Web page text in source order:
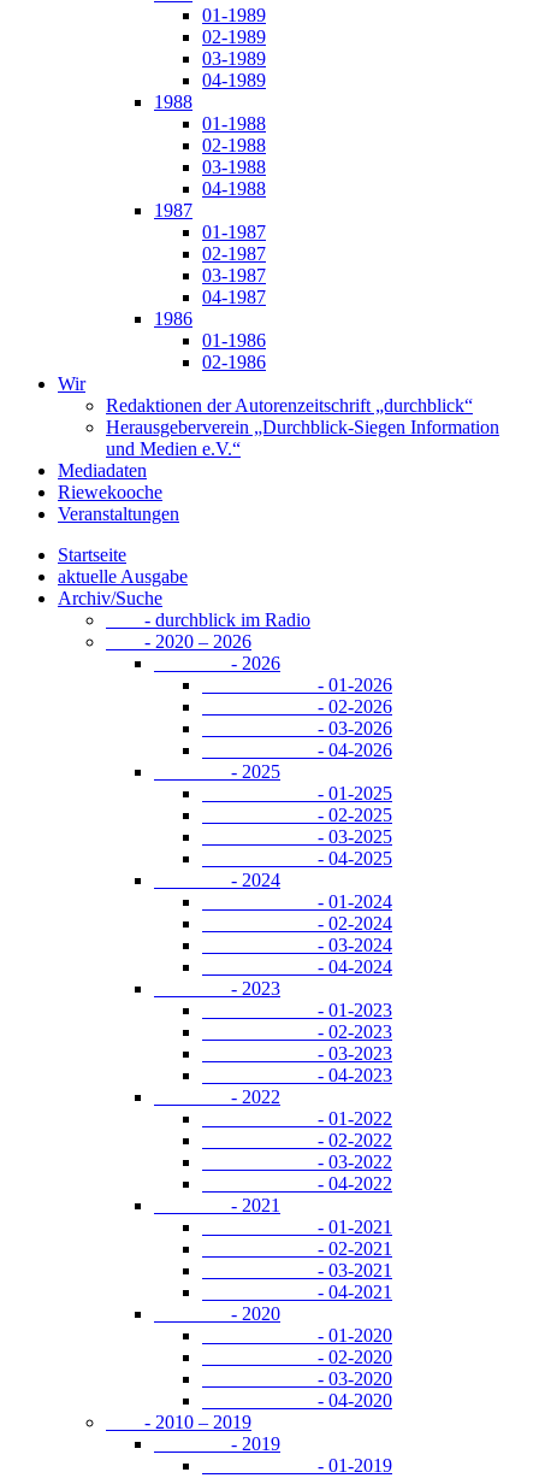
01-1989
02-1989
03-1989
04-1989
1988
01-1988
02-1988
03-1988
04-1988
1987
01-1987
02-1987
03-1987
04-1987
1986
01-1986
02-1986
Wir
Redaktionen der Autorenzeitschrift „durchblick“
Herausgeberverein „Durchblick-Siegen Information
und Medien e.V.“
Mediadaten
Riewekooche
Veranstaltungen
Startseite
aktuelle Ausgabe
Archiv/Suche
- durchblick im Radio
- 2020 – 2026
- 2026
- 01-2026
- 02-2026
- 03-2026
- 04-2026
- 2025
- 01-2025
- 02-2025
- 03-2025
- 04-2025
- 2024
- 01-2024
- 02-2024
- 03-2024
- 04-2024
- 2023
- 01-2023
- 02-2023
- 03-2023
- 04-2023
- 2022
- 01-2022
- 02-2022
- 03-2022
- 04-2022
- 2021
- 01-2021
- 02-2021
- 03-2021
- 04-2021
- 2020
- 01-2020
- 02-2020
- 03-2020
- 04-2020
- 2010 – 2019
- 2019
- 01-2019